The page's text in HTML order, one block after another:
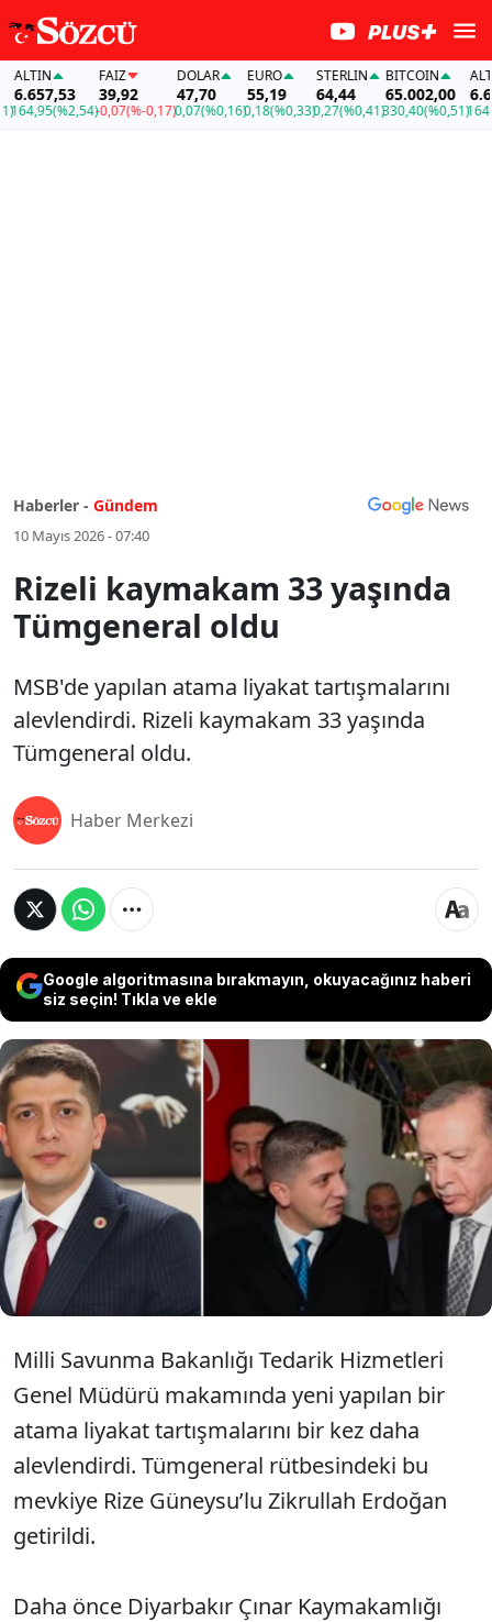
(%2,54)
FAİZ
39,92
-0,07(%-0,17)
DOLAR
47,70
0,07(%0,16)
EURO
55,19
0,18(%0,33)
STERLIN
64,44
0,27(%0,41)
BITCOIN
65.002,00
330,40(%0,51)
ALTIN
164,95
Haberler - Gündem
10 Mayıs 2026 - 07:40
Rizeli kaymakam 33 yaşında
Tümgeneral oldu
MSB'de yapılan atama liyakat tartışmalarını
alevlendirdi. Rizeli kaymakam 33 yaşında
Tümgeneral oldu.
Haber Merkezi
Google algoritmasına bırakmayın, okuyacağınız haberi
siz seçin! Tıkla ve ekle
MSB'de yapılan atama liyakat
tartışmalarını alevlendirdi. Rizeli
kaymakam 33 yaşında Tümgeneral
oldu.
Milli Savunma Bakanlığı Tedarik Hizmetleri
Genel Müdürü makamında yeni yapılan bir
atama liyakat tartışmalarını bir kez daha
alevlendirdi. Tümgeneral rütbesindeki bu
mevkiye Rize Güneysu’lu Zikrullah Erdoğan
getirildi.
Daha önce Diyarbakır Çınar Kaymakamlığı